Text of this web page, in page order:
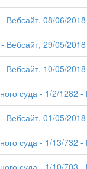
Вебсайт, 08/06/2018
Вебсайт, 29/05/2018
Вебсайт, 10/05/2018
суда - 1/2/1282
Вебсайт, 01/05/2018
суда - 1/13/732